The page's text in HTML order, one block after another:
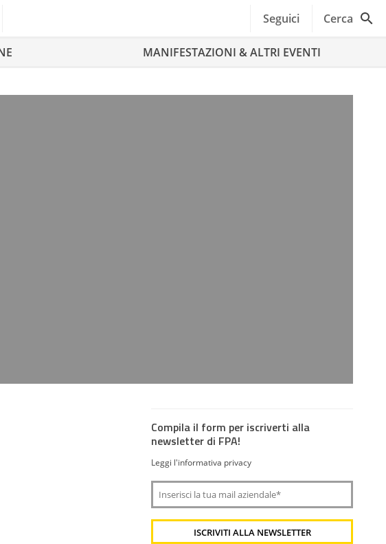
Seguici Cerca
MANIFESTAZIONI & ALTRI EVENTI
Compila il form per iscriverti alla
newsletter di FPA!
Leggi l'informativa privacy